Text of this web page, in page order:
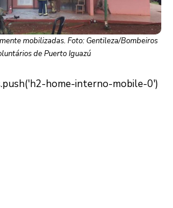
mobilizadas. Foto: Gentileza/Bombeiros
de Puerto Iguazú